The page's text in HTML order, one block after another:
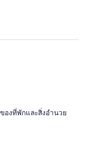
องที่พักและสิ่งอำนวย